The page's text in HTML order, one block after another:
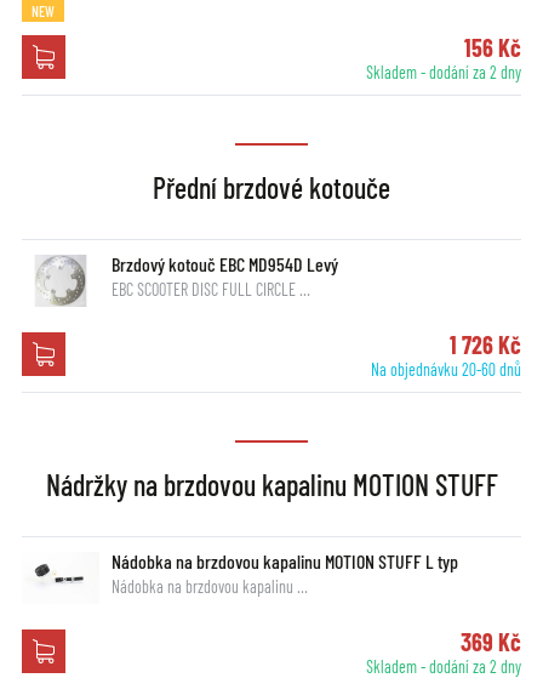
NEW
156 Kč
Skladem - dodání za 2 dny
Přední brzdové kotouče
Brzdový kotouč EBC MD954D Levý
EBC SCOOTER DISC FULL CIRCLE …
1 726 Kč
Na objednávku 20-60 dnů
Nádržky na brzdovou kapalinu MOTION STUFF
Nádobka na brzdovou kapalinu MOTION STUFF L typ
Nádobka na brzdovou kapalinu …
369 Kč
Skladem - dodání za 2 dny